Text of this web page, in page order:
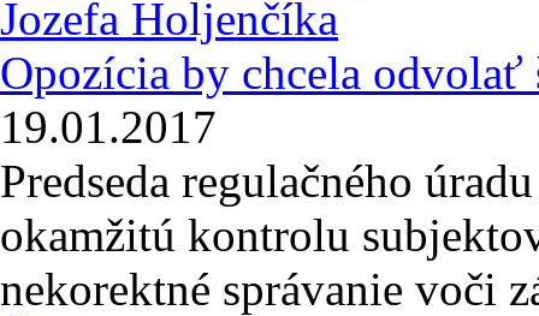
Opozícia by chcela odvolať
19.01.2017
Predseda regulačného
okamžitú kontrolu
nekorektné správanie voči